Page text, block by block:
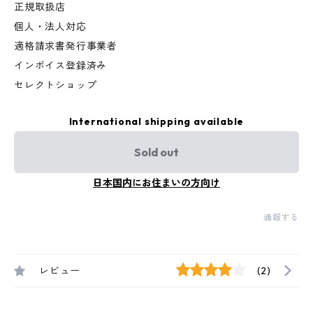
正規取扱店
個人・法人対応
適格請求書発行事業者
インボイス登録済み
セレクトショップ
International shipping available
Sold out
日本国内にお住まいの方向け
通報する
レビュー (2)